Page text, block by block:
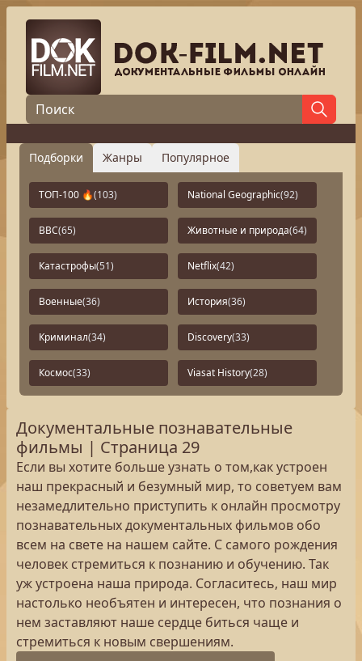
Подборки Жанры Популярное
ТОП-100 🔥(103) National Geographic(92)
BBC(65) Животные и природа(64)
Катастрофы(51) Netflix(42)
Военные(36) История(36)
Криминал(34) Discovery(33)
Космос(33) Viasat History(28)
Документальные познавательные
фильмы | Страница 29
Если вы хотите больше узнать о том,как устроен
наш прекрасный и безумный мир, то советуем вам
незамедлительно приступить к онлайн просмотру
познавательных документальных фильмов обо
всем на свете на нашем сайте. С самого рождения
человек стремиться к познанию и обучению. Так
уж устроена наша природа. Согласитесь, наш мир
настолько необъятен и интересен, что познания о
нем заставляют наше сердце биться чаще и
стремиться к новым свершениям.